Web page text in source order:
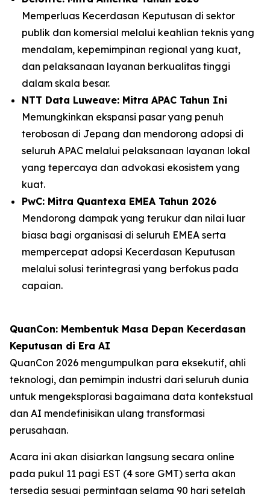
Memperluas Kecerdasan Keputusan di sektor
publik dan komersial melalui keahlian teknis yang
mendalam, kepemimpinan regional yang kuat,
dan pelaksanaan layanan berkualitas tinggi
dalam skala besar.
NTT Data Luweave: Mitra APAC Tahun Ini
Memungkinkan ekspansi pasar yang penuh
terobosan di Jepang dan mendorong adopsi di
seluruh APAC melalui pelaksanaan layanan lokal
yang tepercaya dan advokasi ekosistem yang
kuat.
PwC: Mitra Quantexa EMEA Tahun 2026
Mendorong dampak yang terukur dan nilai luar
biasa bagi organisasi di seluruh EMEA serta
mempercepat adopsi Kecerdasan Keputusan
melalui solusi terintegrasi yang berfokus pada
capaian.
QuanCon: Membentuk Masa Depan Kecerdasan
Keputusan di Era AI
QuanCon 2026 mengumpulkan para eksekutif, ahli
teknologi, dan pemimpin industri dari seluruh dunia
untuk mengeksplorasi bagaimana data kontekstual
dan AI mendefinisikan ulang transformasi
perusahaan.
Acara ini akan disiarkan langsung secara online
pada pukul 11 pagi EST (4 sore GMT) serta akan
tersedia sesuai permintaan selama 90 hari setelah